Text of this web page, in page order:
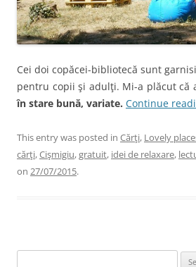
Cei doi copăcei-bibliotecă sunt
pentru copii şi adulţi. Mi-a plăcut că
în stare bună, variate. Continue
This entry was posted in Cărţi, Lovely
cărţi,Cişmigiu,gratuit, idei de relaxare,
on 27/07/2015.